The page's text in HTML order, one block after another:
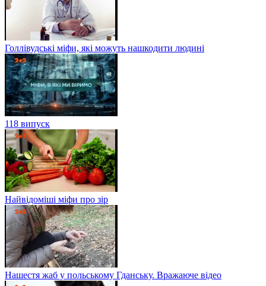
Голлівудські міфи, які можуть нашкодити людині
118 випуск
Найвідоміші міфи про зір
Нашестя жаб у польському Гданську. Вражаюче відео